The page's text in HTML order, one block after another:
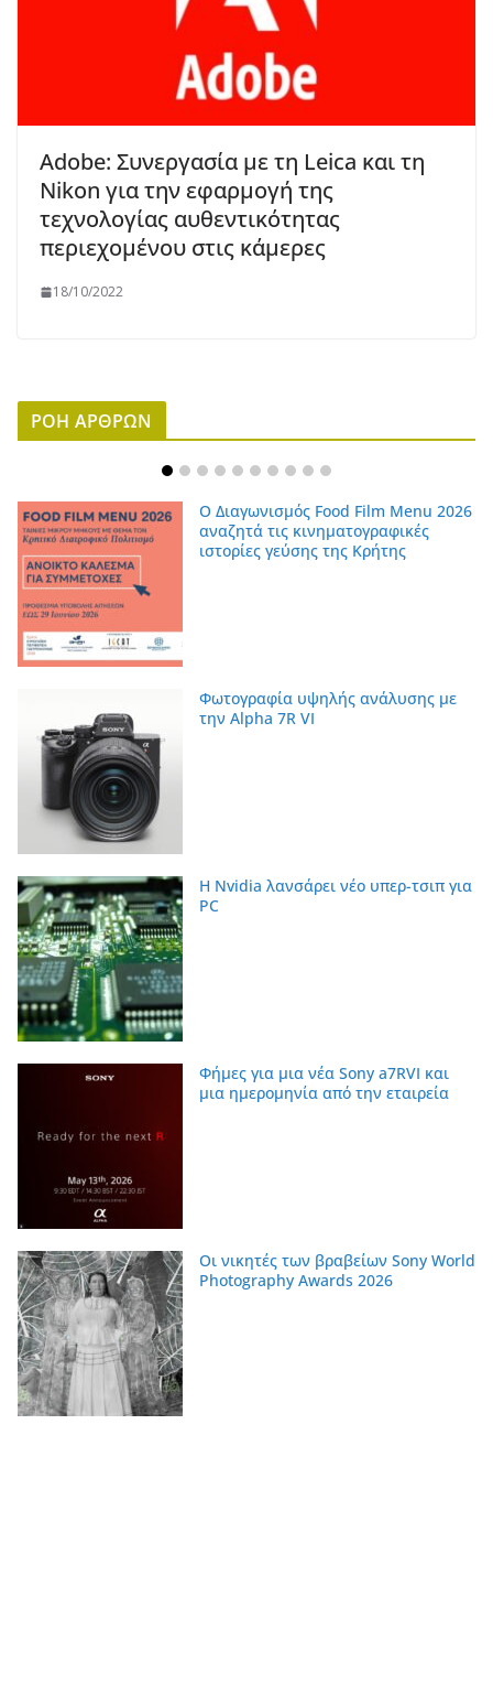
Adobe: Συνεργασία με τη Leica και τη
Nikon για την εφαρμογή της
τεχνολογίας αυθεντικότητας
περιεχομένου στις κάμερες
18/10/2022
ΡΟΗ ΑΡΘΡΩΝ
Ο Διαγωνισμός Food Film Menu 2026
αναζητά τις κινηματογραφικές
ιστορίες γεύσης της Κρήτης
Φωτογραφία υψηλής ανάλυσης με
την Alpha 7R VI
Η Nvidia λανσάρει νέο υπερ-τσιπ για
PC
Φήμες για μια νέα Sony a7RVI και
μια ημερομηνία από την εταιρεία
Οι νικητές των βραβείων Sony World
Photography Awards 2026